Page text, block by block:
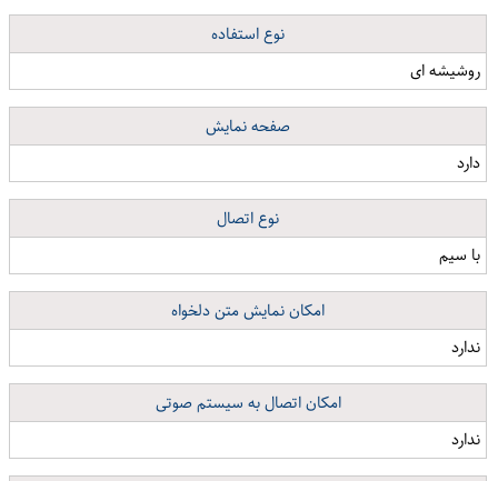
نوع استفاده
روشیشه ای
صفحه نمایش
دارد
نوع اتصال
با سیم
امکان نمایش متن دلخواه
ندارد
امکان اتصال به سیستم صوتی
ندارد